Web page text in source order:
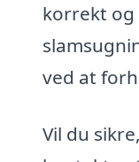
korrekt
ved at
Vil du